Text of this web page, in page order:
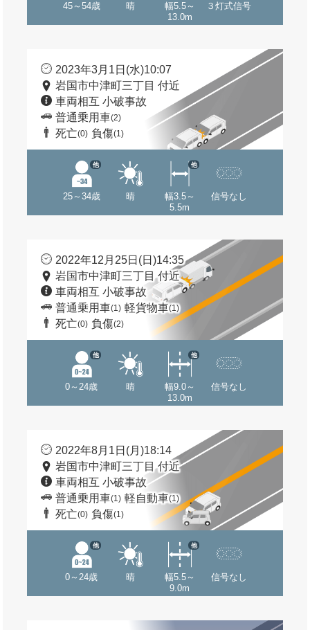
45～54歳 晴
幅5.5～
13.0m
３灯式信号
2023年3月1日(水)10:07
岩国市中津町三丁目 付近
車両相互 小破事故
普通乗用車(2)
死亡(0) 負傷(1)
25～34歳
他
晴
幅3.5～
5.5m
他
信号なし
2022年12月25日(日)14:35
岩国市中津町三丁目 付近
車両相互 小破事故
普通乗用車(1) 軽貨物車(1)
死亡(0) 負傷(2)
0～24歳
他
晴
幅9.0～
13.0m
他
信号なし
2022年8月1日(月)18:14
岩国市中津町三丁目 付近
車両相互 小破事故
普通乗用車(1) 軽自動車(1)
死亡(0) 負傷(1)
0～24歳
他
晴
幅5.5～
9.0m
他
信号なし